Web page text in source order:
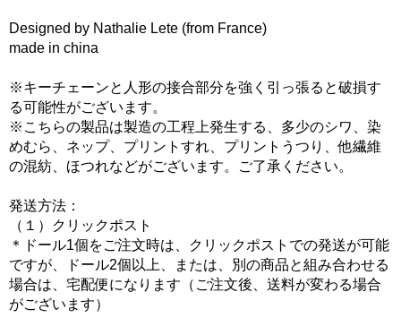
Designed by Nathalie Lete (from France)
made in china
※キーチェーンと人形の接合部分を強く引っ張ると破損す
る可能性がございます。
※こちらの製品は製造の工程上発生する、多少のシワ、染
めむら、ネップ、プリントすれ、プリントうつり、他繊維
の混紡、ほつれなどがございます。ご了承ください。
発送方法：
（１）クリックポスト
＊ドール1個をご注文時は、クリックポストでの発送が可能
ですが、ドール2個以上、または、別の商品と組み合わせる
場合は、宅配便になります（ご注文後、送料が変わる場合
がございます）